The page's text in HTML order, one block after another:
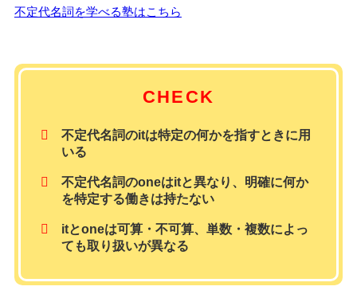
不定代名詞を学べる塾はこちら
CHECK
不定代名詞のitは特定の何かを指すときに用
いる
不定代名詞のoneはitと異なり、明確に何か
を特定する働きは持たない
itとoneは可算・不可算、単数・複数によっ
ても取り扱いが異なる